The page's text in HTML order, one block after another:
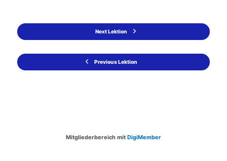
Previous Lektion
Next Lektion
Mitgliederbereich mit DigiMember